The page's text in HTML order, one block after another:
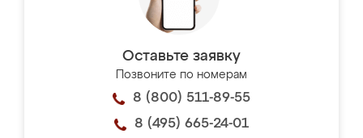
Оставьте заявку
Позвоните по номерам
8 (800) 511-89-55
8 (495) 665-24-01